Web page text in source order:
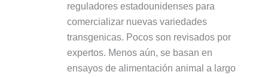
reguladores estadounidenses para
comercializar nuevas variedades
transgenicas. Pocos son revisados por
expertos. Menos aún, se basan en
ensayos de alimentación animal a largo